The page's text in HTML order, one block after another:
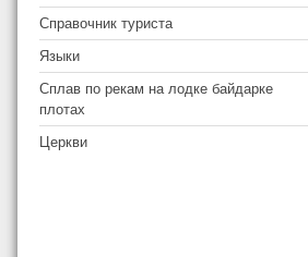
Справочник туриста
Языки
Сплав по рекам на лодке байдарке
плотах
Церкви